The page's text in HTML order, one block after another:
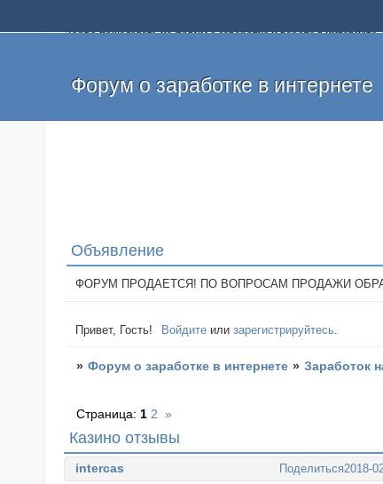
Добро пожаловать на форум о заработке и работе в
и оставлять свои отзывы. Если вы знаете, что определенный
легкие деньги без вложений и регистрации уже сегодня.
Форум о заработке в интернете
Объявление
ФОРУМ ПРОДАЕТСЯ! ПО ВОПРОСАМ ПРОДАЖИ
Привет, Гость! Войдите илизарегистрируйтесь.
» Форум о заработке в интернете » Заработок
Казино отзывы
Страница: 1 2 »
Поделиться2018-
intercas